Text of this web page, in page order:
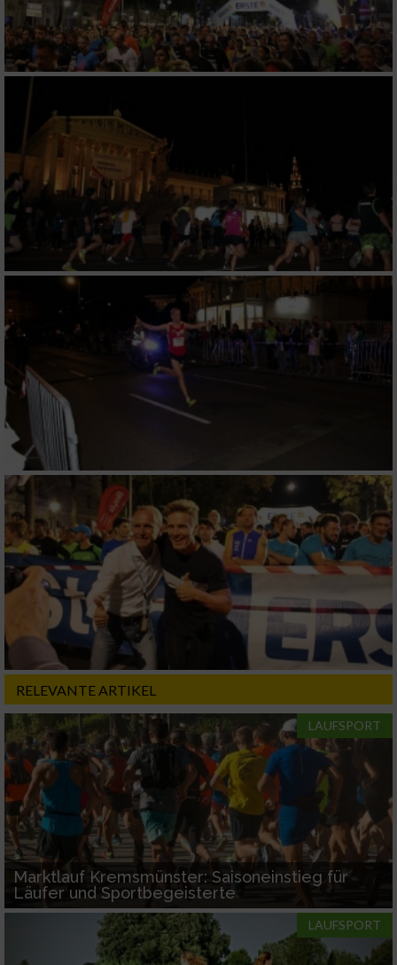
RELEVANTE ARTIKEL
LAUFSPORT
Marktlauf Kremsmünster: Saisoneinstieg für
Läufer und Sportbegeisterte
LAUFSPORT
Analyse von Zielgruppen durch Statistiken
oder Kombinationen von Daten aus
verschiedenen Quellen
Verwendung reduzierter Daten zur Auswahl
von Inhalten
IAB-Besonderheiten:
Verwendung genauer Standortdaten
Geräte anhand von aktiv angeforderten
Informationen identifizieren
Nicht-IAB-Verarbeitungszwecke:
Performance
Funktional
Werbung